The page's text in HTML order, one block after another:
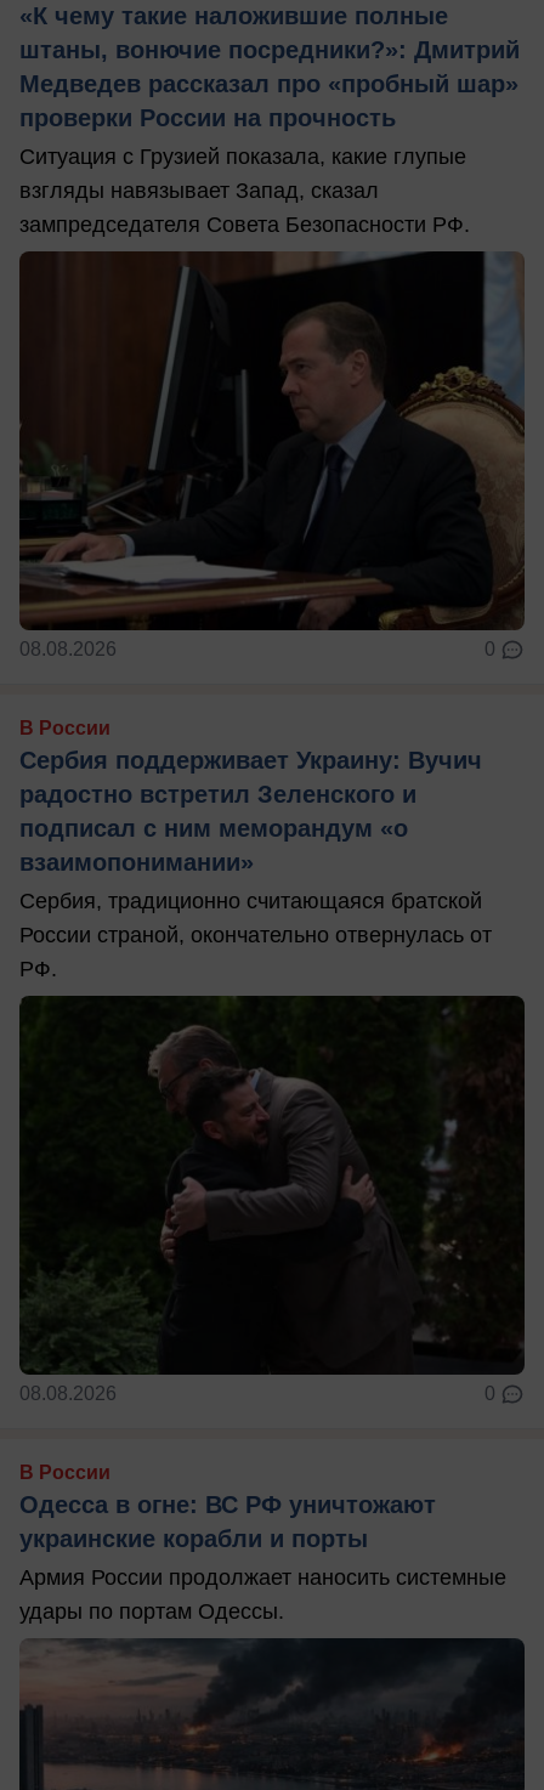
«К чему такие наложившие полные
штаны, вонючие посредники?»: Дмитрий
Медведев рассказал про «пробный шар»
проверки России на прочность
Ситуация с Грузией показала, какие глупые
взгляды навязывает Запад, сказал
зампредседателя Совета Безопасности РФ.
08.08.2026 0
В России
Сербия поддерживает Украину: Вучич
радостно встретил Зеленского и
подписал с ним меморандум «о
взаимопонимании»
Сербия, традиционно считающаяся братской
России страной, окончательно отвернулась от
РФ.
08.08.2026 0
В России
Одесса в огне: ВС РФ уничтожают
украинские корабли и порты
Армия России продолжает наносить системные
удары по портам Одессы.